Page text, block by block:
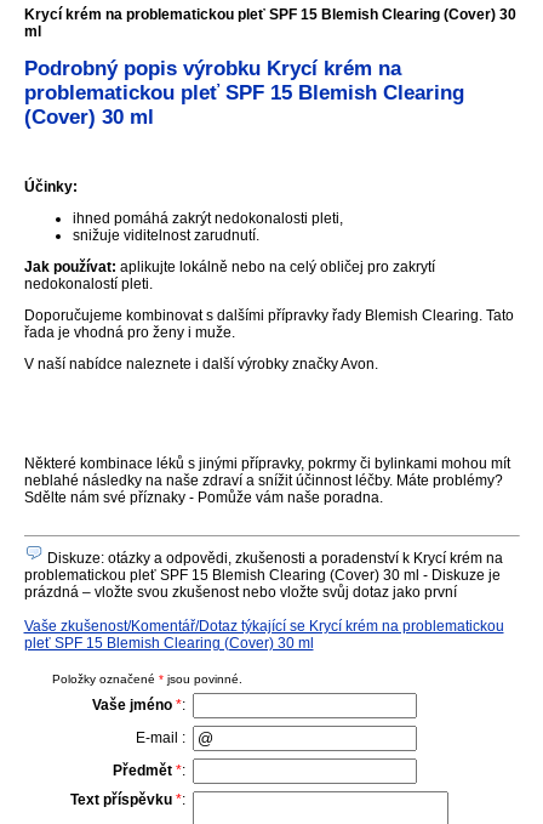
Krycí krém na problematickou pleť SPF 15 Blemish Clearing (Cover) 30
ml
Podrobný popis výrobku Krycí krém na
problematickou pleť SPF 15 Blemish Clearing
(Cover) 30 ml
Účinky:
ihned pomáhá zakrýt nedokonalosti pleti,
snižuje viditelnost zarudnutí.
Jak používat: aplikujte lokálně nebo na celý obličej pro zakrytí
nedokonalostí pleti.
Doporučujeme kombinovat s dalšími přípravky řady Blemish Clearing. Tato
řada je vhodná pro ženy i muže.
V naší nabídce naleznete i další výrobky značky Avon.
Některé kombinace léků s jinými přípravky, pokrmy či bylinkami mohou mít
neblahé následky na naše zdraví a snížit účinnost léčby. Máte problémy?
Sdělte nám své příznaky - Pomůže vám naše poradna.
Diskuze: otázky a odpovědi, zkušenosti a poradenství k Krycí krém na
problematickou pleť SPF 15 Blemish Clearing (Cover) 30 ml - Diskuze je
prázdná – vložte svou zkušenost nebo vložte svůj dotaz jako první
Vaše zkušenost/Komentář/Dotaz týkající se Krycí krém na problematickou
pleť SPF 15 Blemish Clearing (Cover) 30 ml
Položky označené * jsou povinné.
Vaše jméno *:
E-mail :
Předmět *:
Text příspěvku *: